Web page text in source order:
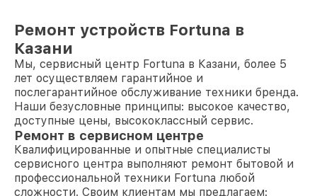
Ремонт устройств Fortuna в
Казани
Мы, сервисный центр Fortuna в Казани, более 5
лет осуществляем гарантийное и
послегарантийное обслуживание техники бренда.
Наши безусловные принципы: высокое качество,
доступные цены, высококлассный сервис.
Ремонт в сервисном центре
Квалифицированные и опытные специалисты
сервисного центра выполняют ремонт бытовой и
профессиональной техники Fortuna любой
сложности. Своим клиентам мы предлагаем: